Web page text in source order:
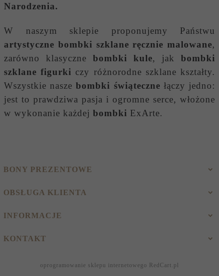
Narodzenia.
W naszym sklepie proponujemy Państwu
artystyczne bombki szklane ręcznie malowane,
zarówno klasyczne bombki kule, jak bombki
szklane figurki czy różnorodne szklane kształty.
Wszystkie naszebombki świąteczne łączy jedno:
jest to prawdziwa pasja i ogromne serce, włożone
w wykonanie każdej bombki ExArte.
BONY PREZENTOWE
OBSŁUGA KLIENTA
INFORMACJE
KONTAKT
oprogramowanie sklepu internetowego RedCart.pl